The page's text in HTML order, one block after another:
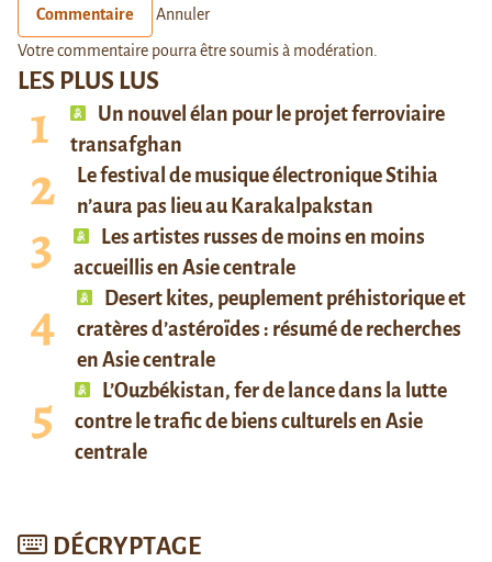
LES PLUS LUS
Un nouvel élan pour le projet ferroviaire
transafghan
Le festival de musique électronique Stihia
n’aura pas lieu au Karakalpakstan
Les artistes russes de moins en moins
accueillis en Asie centrale
Desert kites, peuplement préhistorique et
cratères d’astéroïdes : résumé de recherches
en Asie centrale
L’Ouzbékistan, fer de lance dans la lutte
contre le trafic de biens culturels en Asie
centrale
DÉCRYPTAGE
Commentaire Annuler
Votre commentaire pourra être soumis à modération.